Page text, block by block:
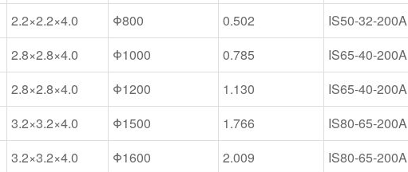
2.2×2.2×4.0 Φ800 0.502 IS50-32-200A
2.8×2.8×4.0 Φ1000 0.785 IS65-40-200A
2.8×2.8×4.0 Φ1200 1.130 IS65-40-200A
3.2×3.2×4.0 Φ1500 1.766 IS80-65-200A
3.2×3.2×4.0 Φ1600 2.009 IS80-65-200A